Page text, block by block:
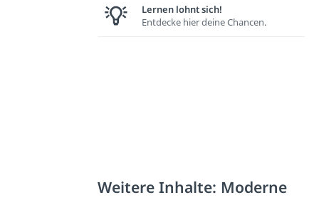
Lernen lohnt sich!
Entdecke hier deine Chancen.
Weitere Inhalte: Moderne